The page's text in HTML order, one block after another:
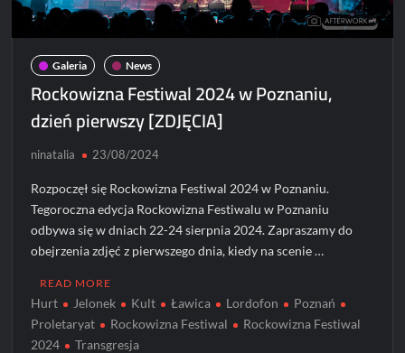
Galeria News
Rockowizna Festiwal 2024 w Poznaniu,
dzień pierwszy [ZDJĘCIA]
ninatalia 23/08/2024
Rozpoczęł się Rockowizna Festiwal 2024 w Poznaniu.
Tegoroczna edycja Rockowizna Festiwalu w Poznaniu
odbywa się w dniach 22-24 sierpnia 2024. Zapraszamy do
obejrzenia zdjęć z pierwszego dnia, kiedy na scenie …
READ MORE
Hurt Jelonek Kult Ławica Lordofon
Poznań
Proletaryat
Rockowizna Festiwal
Rockowizna Festiwal
2024
Transgresja